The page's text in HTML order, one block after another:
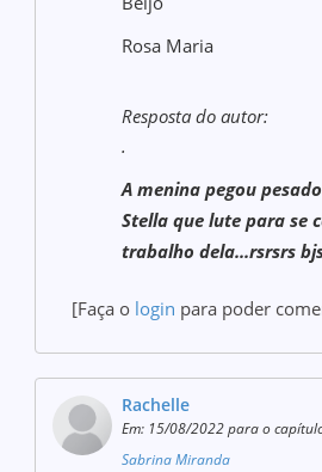
Rosa Maria
Resposta do autor:
.
A menina pegou
Stella que lute para se
trabalho dela...rsrsrs
[Faça o login para poder
Rachelle
Em: 15/08/2022 para o
Sabrina Miranda